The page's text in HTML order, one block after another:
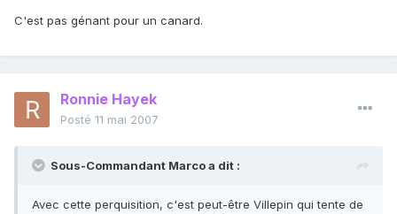
C'est pas génant pour un canard.
Ronnie Hayek
Posté 11 mai 2007
Sous-Commandant Marco a dit :
Avec cette perquisition, c'est peut-être Villepin qui tente de